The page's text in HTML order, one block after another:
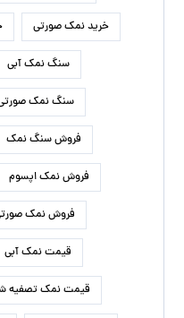
خرید نمک صورتی
سنگ نمک آبی
سنگ نمک
فروش سنگ نمک
فروش نمک اپسوم
فروش نمک
قیمت نمک آبی
قیمت نمک تصفیه